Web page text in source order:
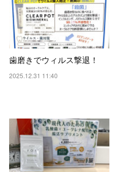
歯磨きでウィルス撃退！
2025.12.31 11:40